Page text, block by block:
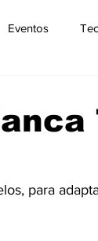
Eventos
para